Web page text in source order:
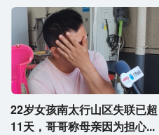
22岁女孩南太行山区失联已超
11天，哥哥称母亲因为担心...